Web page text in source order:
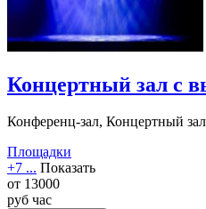
Концертный зал с
Конференц-зал, Концертный
Площадки
+7 ... Показать
от 13000
руб час